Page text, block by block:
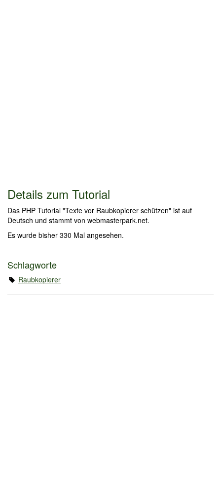
Details zum Tutorial
Das PHP Tutorial "Texte vor Raubkopierer schützen" ist auf
Deutsch und stammt von webmasterpark.net.
Es wurde bisher 330 Mal angesehen.
Schlagworte
Raubkopierer